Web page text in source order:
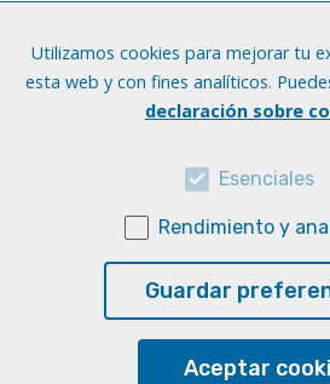
Utilizamos cookies para mejorar tu
esta web y con fines analíticos.
declaración sobre
Esenciales
Rendimiento y
Guardar
Aceptar